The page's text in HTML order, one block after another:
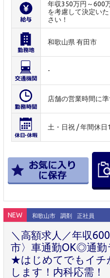
年収350万円～600
を考慮して決定い
さい！
和歌山県 有田市
-
店舗の営業時間に準
土・日祝 / 年間休日
NEW 和歌山市 調剤 正社員
＼高額求人／年収
市〉車通勤OK◎通勤
★はじめてでもイチ
します！内科応需！